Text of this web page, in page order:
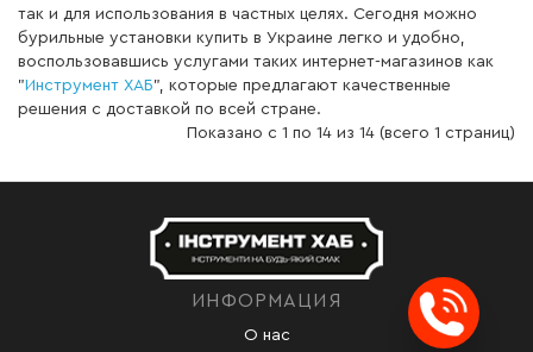
так и для использования в частных целях. Сегодня можно
бурильные установки купить в Украине легко и удобно,
воспользовавшись услугами таких интернет-магазинов как
"Инструмент ХАБ", которые предлагают качественные
решения с доставкой по всей стране.
Показано с 1 по 14 из 14 (всего 1 страниц)
ИНФОРМАЦИЯ
О нас